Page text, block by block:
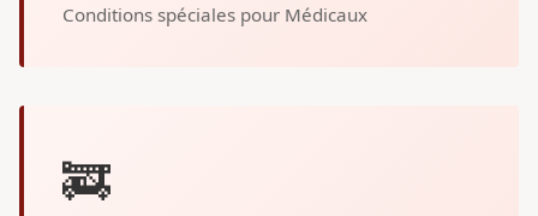
Conditions spéciales pour Médicaux
🚒